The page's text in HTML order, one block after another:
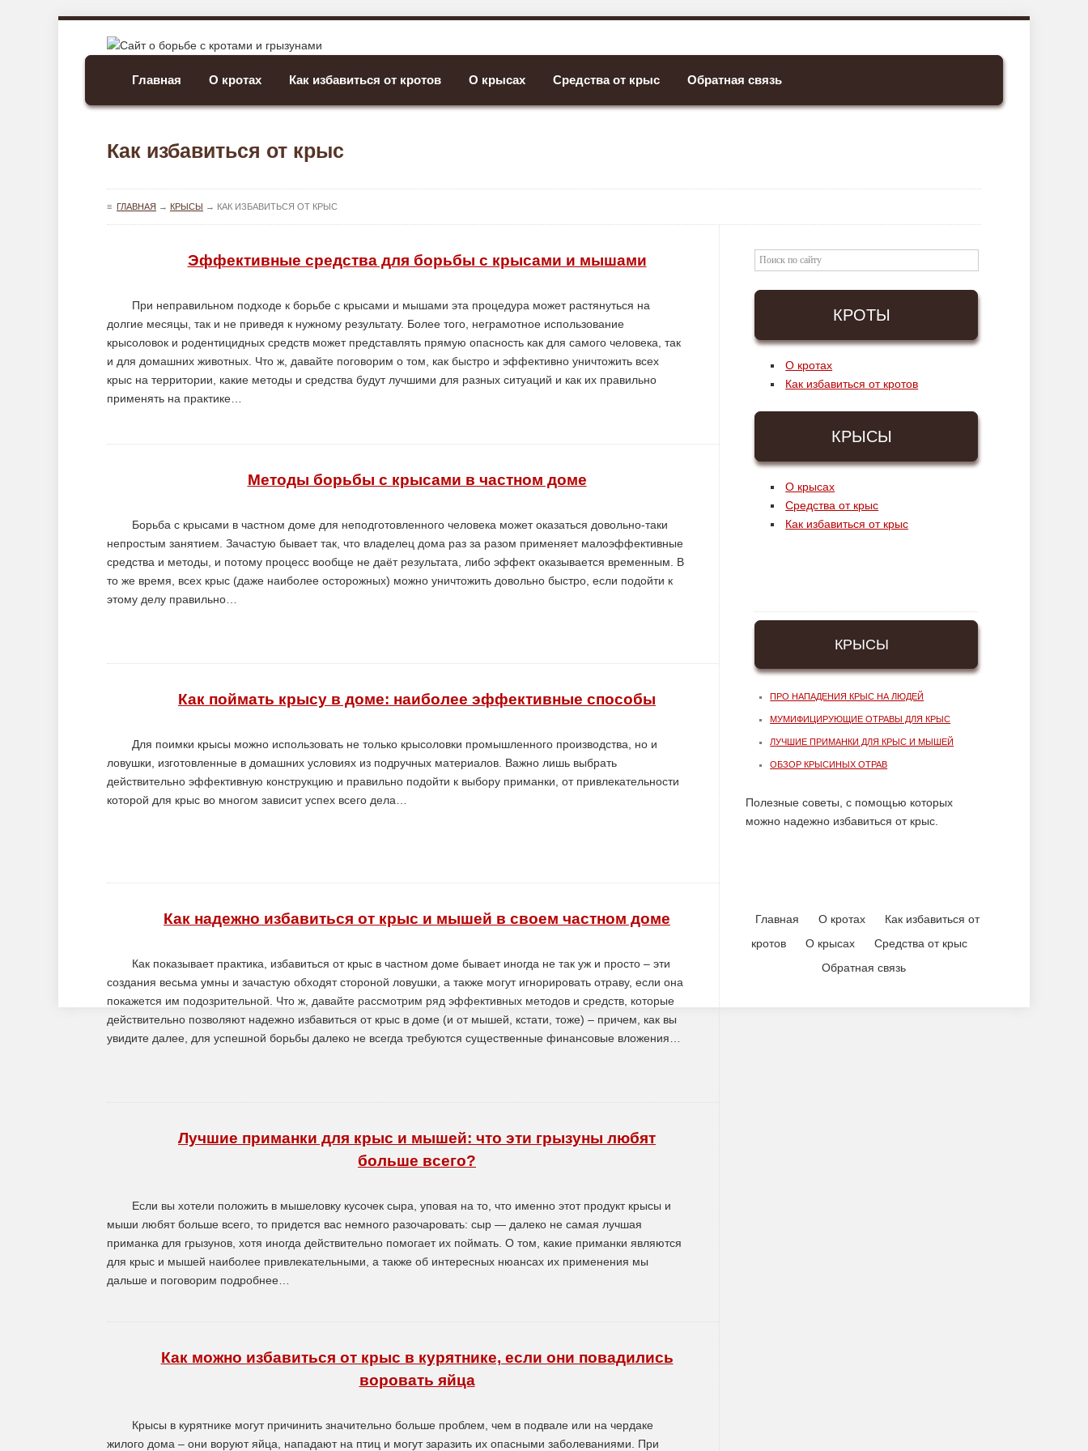
Главная О кротах Как избавиться от кротов О крысах Средства от крыс Обратная связь
Как избавиться от крыс
≡ ГЛАВНАЯ → КРЫСЫ → КАК ИЗБАВИТЬСЯ ОТ КРЫС
Эффективные средства для борьбы с крысами и мышами
При неправильном подходе к борьбе с крысами и мышами эта процедура может растянуться на
долгие месяцы, так и не приведя к нужному результату. Более того, неграмотное использование
крысоловок и родентицидных средств может представлять прямую опасность как для самого человека, так
и для домашних животных. Что ж, давайте поговорим о том, как быстро и эффективно уничтожить всех
крыс на территории, какие методы и средства будут лучшими для разных ситуаций и как их правильно
применять на практике…
Методы борьбы с крысами в частном доме
Борьба с крысами в частном доме для неподготовленного человека может оказаться довольно-таки
непростым занятием. Зачастую бывает так, что владелец дома раз за разом применяет малоэффективные
средства и методы, и потому процесс вообще не даёт результата, либо эффект оказывается временным. В
то же время, всех крыс (даже наиболее осторожных) можно уничтожить довольно быстро, если подойти к
этому делу правильно…
Как поймать крысу в доме: наиболее эффективные способы
Для поимки крысы можно использовать не только крысоловки промышленного производства, но и
ловушки, изготовленные в домашних условиях из подручных материалов. Важно лишь выбрать
действительно эффективную конструкцию и правильно подойти к выбору приманки, от привлекательности
которой для крыс во многом зависит успех всего дела…
Как надежно избавиться от крыс и мышей в своем частном доме
Как показывает практика, избавиться от крыс в частном доме бывает иногда не так уж и просто – эти
создания весьма умны и зачастую обходят стороной ловушки, а также могут игнорировать отраву, если она
покажется им подозрительной. Что ж, давайте рассмотрим ряд эффективных методов и средств, которые
действительно позволяют надежно избавиться от крыс в доме (и от мышей, кстати, тоже) – причем, как вы
увидите далее, для успешной борьбы далеко не всегда требуются существенные финансовые вложения…
Лучшие приманки для крыс и мышей: что эти грызуны любят
больше всего?
Если вы хотели положить в мышеловку кусочек сыра, уповая на то, что именно этот продукт крысы и
мыши любят больше всего, то придется вас немного разочаровать: сыр — далеко не самая лучшая
приманка для грызунов, хотя иногда действительно помогает их поймать. О том, какие приманки являются
для крыс и мышей наиболее привлекательными, а также об интересных нюансах их применения мы
дальше и поговорим подробнее…
Как можно избавиться от крыс в курятнике, если они повадились
воровать яйца
Крысы в курятнике могут причинить значительно больше проблем, чем в подвале или на чердаке
жилого дома – они воруют яйца, нападают на птиц и могут заразить их опасными заболеваниями. При
КРОТЫ
О кротах
Как избавиться от кротов
КРЫСЫ
О крысах
Средства от крыс
Как избавиться от крыс
КРЫСЫ
ПРО НАПАДЕНИЯ КРЫС НА ЛЮДЕЙ
МУМИФИЦИРУЮЩИЕ ОТРАВЫ ДЛЯ КРЫС
ЛУЧШИЕ ПРИМАНКИ ДЛЯ КРЫС И МЫШЕЙ
ОБЗОР КРЫСИНЫХ ОТРАВ
Полезные советы, с помощью которых
можно надежно избавиться от крыс.
Главная О кротах
Как избавиться от
кротов
О крысах
Средства от крыс
Обратная связь